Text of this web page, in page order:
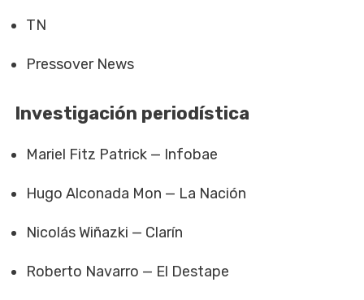
TN
Pressover News
Investigación periodística
Mariel Fitz Patrick — Infobae
Hugo Alconada Mon — La Nación
Nicolás Wiñazki — Clarín
Roberto Navarro — El Destape